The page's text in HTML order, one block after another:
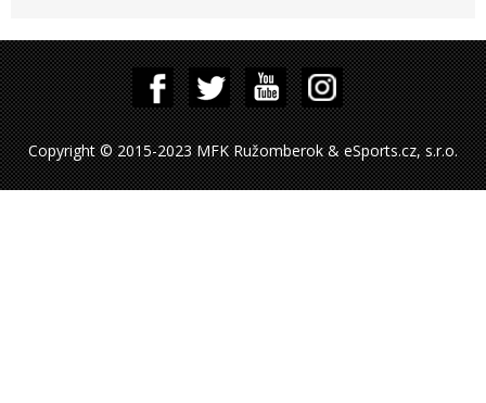
Copyright © 2015-2023 MFK Ružomberok & eSports.cz, s.r.o.